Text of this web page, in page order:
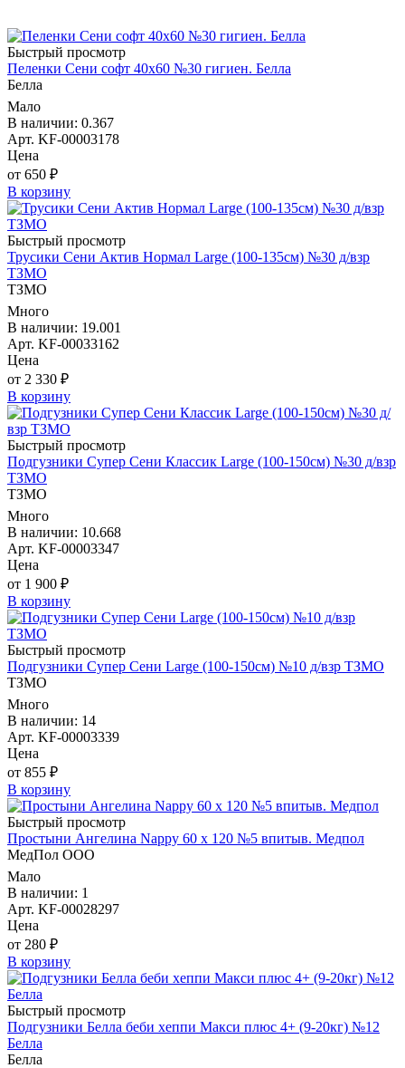
Быстрый просмотр
Пеленки Сени софт 40х60 №30 гигиен. Белла
Белла
Мало
В наличии: 0.367
Арт. KF-00003178
Цена
от 650 ₽
В корзину
Быстрый просмотр
Трусики Сени Актив Нормал Large (100-135см) №30 д/взр
ТЗМО
ТЗМО
Много
В наличии: 19.001
Арт. KF-00033162
Цена
от 2 330 ₽
В корзину
Быстрый просмотр
Подгузники Супер Сени Классик Large (100-150см) №30 д/взр
ТЗМО
ТЗМО
Много
В наличии: 10.668
Арт. KF-00003347
Цена
от 1 900 ₽
В корзину
Быстрый просмотр
Подгузники Супер Сени Large (100-150см) №10 д/взр ТЗМО
ТЗМО
Много
В наличии: 14
Арт. KF-00003339
Цена
от 855 ₽
В корзину
Быстрый просмотр
Простыни Ангелина Nappy 60 х 120 №5 впитыв. Медпол
МедПол ООО
Мало
В наличии: 1
Арт. KF-00028297
Цена
от 280 ₽
В корзину
Быстрый просмотр
Подгузники Белла беби хеппи Макси плюс 4+ (9-20кг) №12
Белла
Белла